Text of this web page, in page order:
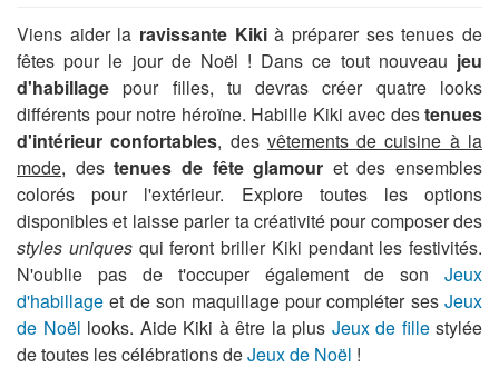
Viens aider la ravissante Kikià préparer ses tenues de
fêtes pour le jour de Noël ! Dans ce tout nouveau jeu
d'habillage pour filles, tu devras créer quatre looks
différents pour notre héroïne. Habille Kiki avec destenues
d'intérieur confortables, des vêtements de cuisine à la
mode, destenues de fête glamour et des ensembles
colorés pour l'extérieur. Explore toutes les options
disponibles et laisse parler ta créativité pour composer des
styles uniquesqui feront briller Kiki pendant les festivités.
N'oublie pas de t'occuper également de son Jeux
d'habillage et de son maquillage pour compléter ses Jeux
de Noël looks. Aide Kiki à être la plus Jeux de fillestylée
de toutes les célébrations deJeux de Noël !